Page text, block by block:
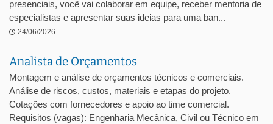
presenciais, você vai colaborar em equipe, receber mentoria de
especialistas e apresentar suas ideias para uma ban...
24/06/2026
Analista de Orçamentos
Montagem e análise de orçamentos técnicos e comerciais.
Análise de riscos, custos, materiais e etapas do projeto.
Cotações com fornecedores e apoio ao time comercial.
Requisitos (vagas): Engenharia Mecânica, Civil ou Técnico em